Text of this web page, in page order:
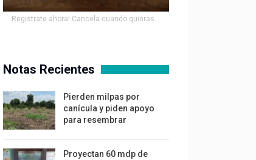
Registrate ahora! Cancela cuando quieras...
Notas Recientes
Pierden milpas por
canícula y piden apoyo
para resembrar
Proyectan 60 mdp de